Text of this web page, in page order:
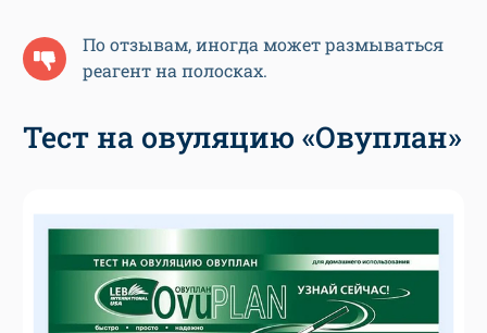
По отзывам, иногда может размываться
реагент на полосках.
Тест на овуляцию «Овуплан»